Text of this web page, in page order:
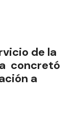
de la
concretó
a